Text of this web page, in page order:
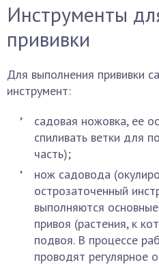
Инструменты
прививки
Для выполнения прививки
инструмент:
садовая ножовка, ее
спиливать ветки для
часть);
нож садовода
острозаточенный
выполняются
привоя (растения, к
подвоя. В процессе
проводят регулярное